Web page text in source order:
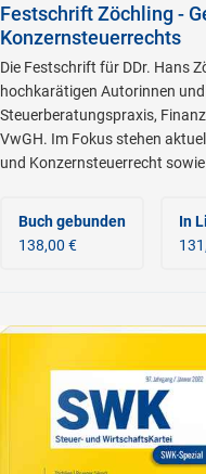
Festschrift Zöchling -
Konzernsteuerrechts
Die Festschrift für DDr. Hans
hochkarätigen Autorinnen
Steuerberatungspraxis,
VwGH. Im Fokus stehen
und Konzernsteuerrecht
Buch gebunden
138,00 €
In